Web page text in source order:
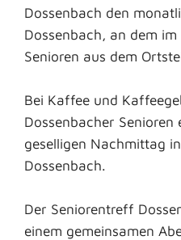
Dossenbach den
Dossenbach, an dem
Senioren aus dem
Bei Kaffee und
Dossenbacher
geselligen Nachmittag
Dossenbach.
Der Seniorentreff
einem gemeinsamen